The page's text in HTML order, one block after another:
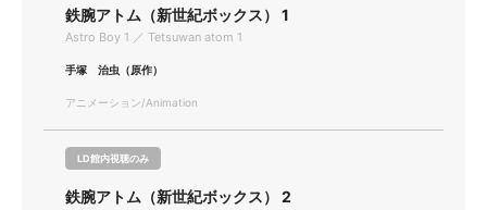
鉄腕アトム（新世紀ボックス） 1
Astro Boy 1 ／ Tetsuwan atom 1
手塚 治虫（原作）
アニメーション/Animation
LD館内視聴のみ
鉄腕アトム（新世紀ボックス） 2